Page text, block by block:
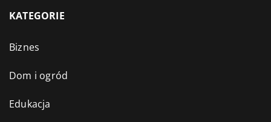
KATEGORIE
Biznes
Dom i ogród
Edukacja